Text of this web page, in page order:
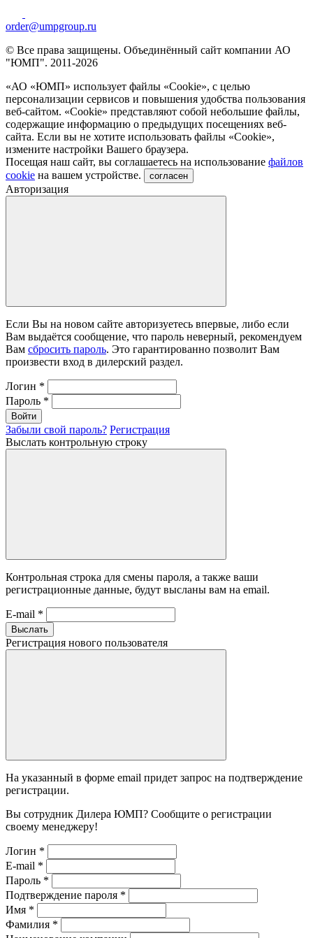
order@umpgroup.ru
© Все права защищены. Объединённый сайт компании АО
"ЮМП". 2011-2026
«АО «ЮМП» использует файлы «Сookie», с целью
персонализации сервисов и повышения удобства пользования
веб-сайтом. «Cookie» представляют собой небольшие файлы,
содержащие информацию о предыдущих посещениях веб-
сайта. Если вы не хотите использовать файлы «Сookie»,
измените настройки Вашего браузера.
Посещая наш сайт, вы соглашаетесь на использование файлов
cookie на вашем устройстве. согласен
Авторизация
Если Вы на новом сайте авторизуетесь впервые, либо если
Вам выдаётся сообщение, что пароль неверный, рекомендуем
Вам сбросить пароль. Это гарантированно позволит Вам
произвести вход в дилерский раздел.
Логин *
Пароль *
Войти
Забыли свой пароль? Регистрация
Выслать контрольную строку
Контрольная строка для смены пароля, а также ваши
регистрационные данные, будут высланы вам на email.
E-mail *
Выслать
Регистрация нового пользователя
На указанный в форме email придет запрос на подтверждение
регистрации.
Вы сотрудник Дилера ЮМП? Сообщите о регистрации
своему менеджеру!
Логин *
E-mail *
Пароль *
Подтверждение пароля *
Имя *
Фамилия *